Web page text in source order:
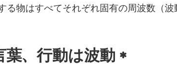
物はすべてそれぞれ固有の周波数（波
葉、行動は波動＊